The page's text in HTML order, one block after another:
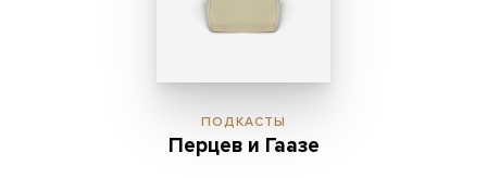
ПОДКАСТЫ
Перцев и Гаазе